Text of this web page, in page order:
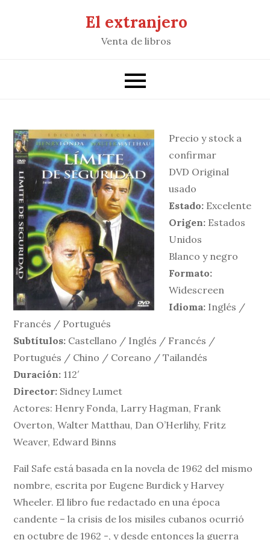
El extranjero
Venta de libros
Precio y stock a
confirmar
DVD Original
usado
Estado: Excelente
Origen: Estados
Unidos
Blanco y negro
Formato:
Widescreen
Idioma: Inglés /
Francés / Portugués
Subtítulos: Castellano / Inglés / Francés /
Portugués / Chino / Coreano / Tailandés
Duración: 112′
Director: Sidney Lumet
Actores: Henry Fonda, Larry Hagman, Frank
Overton, Walter Matthau, Dan O’Herlihy, Fritz
Weaver, Edward Binns
Fail Safe está basada en la novela de 1962 del mismo
nombre, escrita por Eugene Burdick y Harvey
Wheeler. El libro fue redactado en una época
candente – la crisis de los misiles cubanos ocurrió
en octubre de 1962 -, y desde entonces la guerra